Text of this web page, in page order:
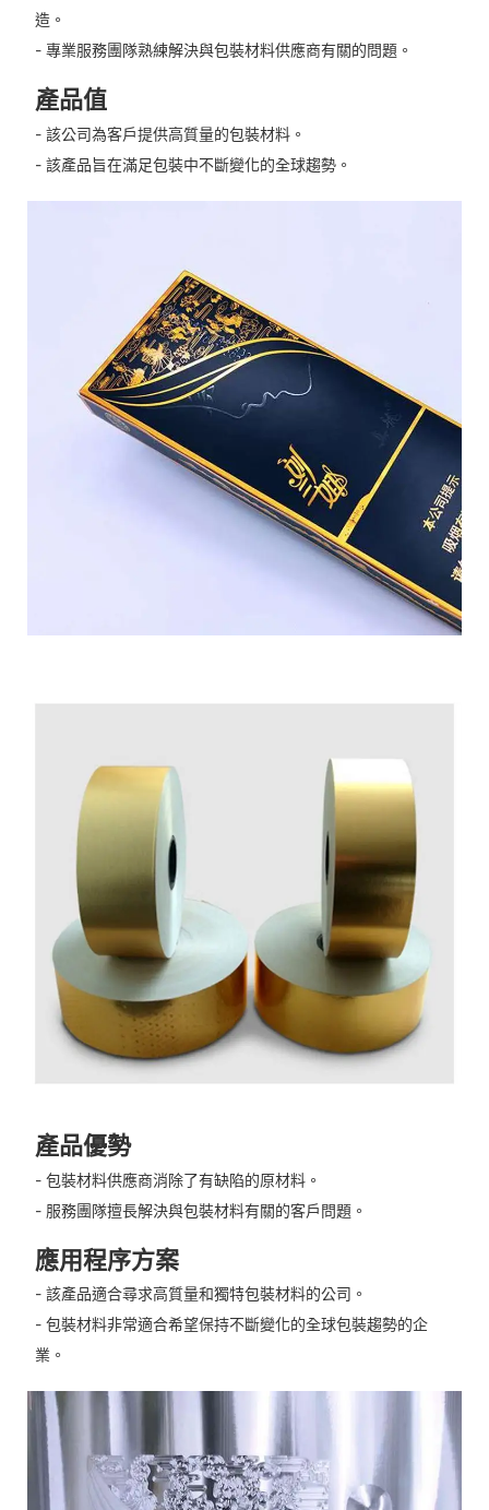
造。
- 專業服務團隊熟練解決與包裝材料供應商有關的問題。
產品值
- 該公司為客戶提供高質量的包裝材料。
- 該產品旨在滿足包裝中不斷變化的全球趨勢。
產品優勢
- 包裝材料供應商消除了有缺陷的原材料。
- 服務團隊擅長解決與包裝材料有關的客戶問題。
應用程序方案
- 該產品適合尋求高質量和獨特包裝材料的公司。
- 包裝材料非常適合希望保持不斷變化的全球包裝趨勢的企
業。